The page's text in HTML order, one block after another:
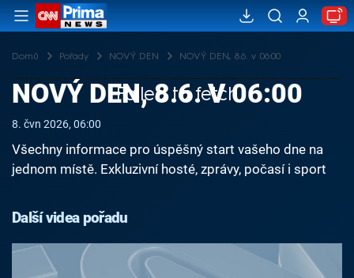
Domů Pořady NOVÝ DEN NOVÝ DEN, 8.6. v 06:00
Failed to fetch
NOVÝ DEN, 8.6. V 06:00
8. čvn 2026, 06:00
Všechny informace pro úspěšný start vašeho dne na
jednom místě. Exkluzivní hosté, zprávy, počasí i sport
Další videa pořadu